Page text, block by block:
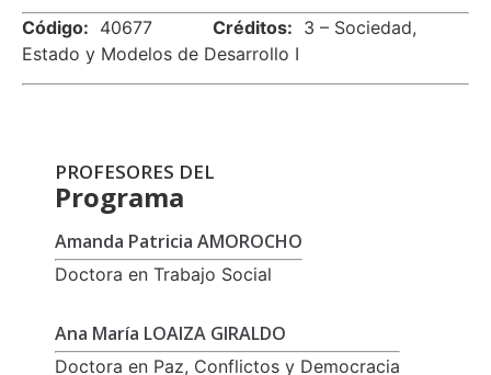
Código: 40677 Créditos: 3 – Sociedad,
Estado y Modelos de Desarrollo I
PROFESORES DEL
Programa
Amanda Patricia AMOROCHO
Doctora en Trabajo Social
Ana María LOAIZA GIRALDO
Doctora en Paz, Conflictos y Democracia